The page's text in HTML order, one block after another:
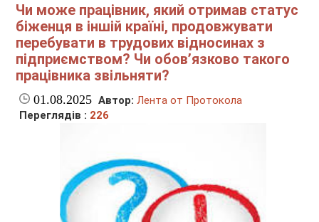
Чи може працівник, який отримав статус
біженця в іншій країні, продовжувати
перебувати в трудових відносинах з
підприємством? Чи обов’язково такого
працівника звільняти?
01.08.2025 Автор: Лента от Протокола
Переглядів : 226